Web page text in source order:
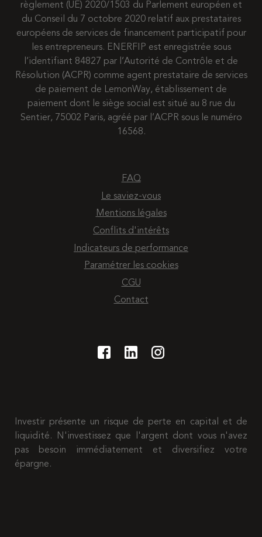
règlement (UE) 2020/1503 du Parlement européen et
du Conseil du 7 octobre 2020 relatif aux prestataires
européens de services de financement participatif pour
les entrepreneurs. ENERFIP est enregistrée sous
l’identifiant 84827 par l’Autorité de Contrôle et de
Résolution (ACPR) comme agent prestataire de services
de paiement de LemonWay, établissement de
paiement dont le siège social est situé au 8 rue du
Sentier, 75002 Paris, agréé par l’ACPR sous le numéro
16568.
FAQ
Le saviez-vous
Mentions légales
Conflits d'intérêts
Indicateurs de performance
Paramétrer les cookies
CGU
Contact
Investir présente un risque de perte en capital et de
liquidité. N'investissez que l'argent dont vous n'avez
pas besoin immédiatement et diversifiez votre
épargne.